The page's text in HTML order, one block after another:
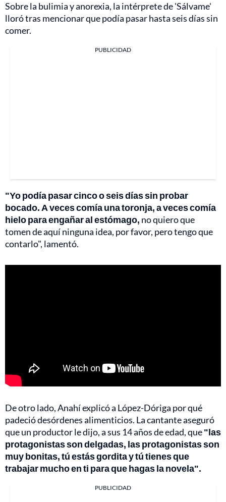
Sobre la bulimia y anorexia, la intérprete de 'Sálvame'
lloró tras mencionar que podía pasar hasta seis días sin
comer.
PUBLICIDAD
"Yo podía pasar cinco o seis días sin probar
bocado. A veces comía una toronja, a veces comía
hielo para engañar al estómago, no quiero que
tomen de aquí ninguna idea, por favor, pero tengo que
contarlo", lamentó.
De otro lado, Anahí explicó a López-Dóriga por qué
padeció desórdenes alimenticios. La cantante aseguró
que un productor le dijo, a sus 14 años de edad, que"las
protagonistas son delgadas, las protagonistas son
muy bonitas, tú estás gordita y tú tienes que
trabajar mucho en ti para que hagas la novela".
PUBLICIDAD